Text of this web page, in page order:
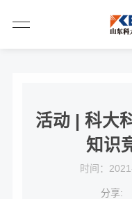
活动 | 科大
知识
时间：
分享: